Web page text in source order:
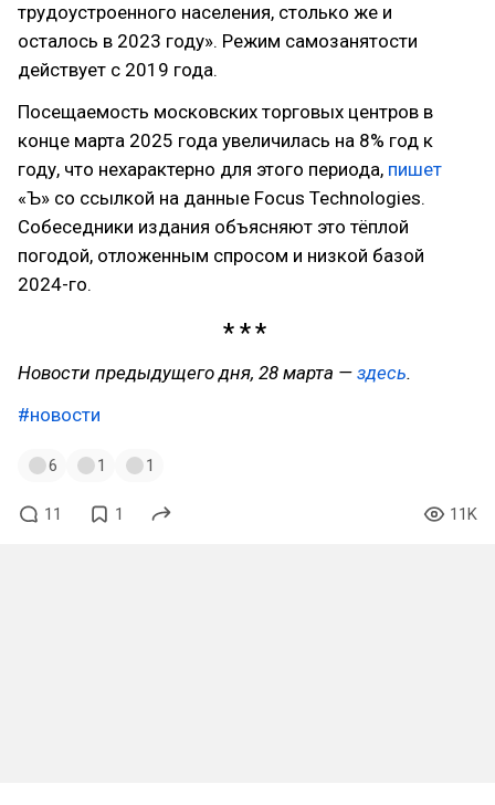
трудоустроенного населения, столько же и
осталось в 2023 году». Режим самозанятости
действует с 2019 года.
Посещаемость московских торговых центров в
конце марта 2025 года увеличилась на 8% год к
году, что нехарактерно для этого периода, пишет
«Ъ» со ссылкой на данные Focus Technologies.
Собеседники издания объясняют это тёплой
погодой, отложенным спросом и низкой базой
2024-го.
Новости предыдущего дня, 28 марта — здесь.
#новости
6 1 1
11 1 11K